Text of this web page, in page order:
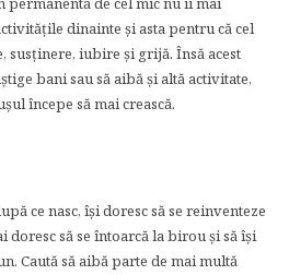
dinainte și asta pentru că cel
susținere, iubire și grijă. Însă acest
bani sau să aibă și altă activitate,
începe să mai crească.
ce nasc, își doresc să se reinventeze
doresc să se întoarcă la birou și să își
Caută să aibă parte de mai multă